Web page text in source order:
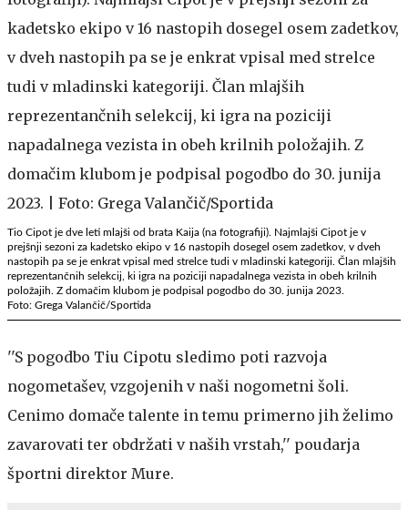
Tio Cipot je dve leti mlajši od brata Kaija (na fotografiji). Najmlajši Cipot je v
prejšnji sezoni za kadetsko ekipo v 16 nastopih dosegel osem zadetkov, v dveh
nastopih pa se je enkrat vpisal med strelce tudi v mladinski kategoriji. Član mlajših
reprezentančnih selekcij, ki igra na poziciji napadalnega vezista in obeh krilnih
položajih. Z domačim klubom je podpisal pogodbo do 30. junija 2023.
Foto: Grega Valančič/Sportida
''S pogodbo Tiu Cipotu sledimo poti razvoja
nogometašev, vzgojenih v naši nogometni šoli.
Cenimo domače talente in temu primerno jih želimo
zavarovati ter obdržati v naših vrstah,'' poudarja
športni direktor Mure.